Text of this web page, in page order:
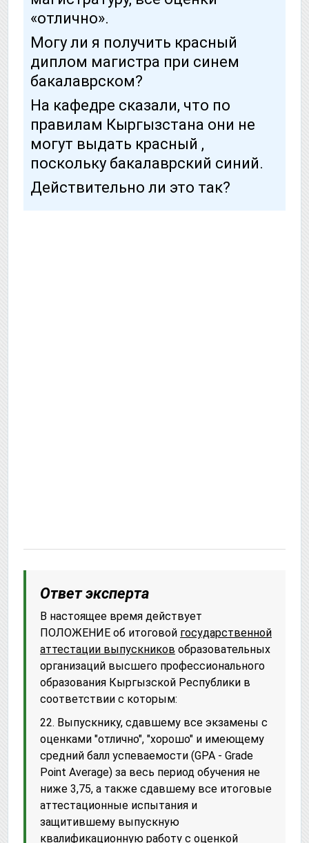
«отлично».
Могу ли я получить красный
диплом магистра при синем
бакалаврском?
На кафедре сказали, что по
правилам Кыргызстана они не
могут выдать красный ,
поскольку бакалаврский синий.
Действительно ли это так?
Ответ эксперта
В настоящее время действует
ПОЛОЖЕНИЕ об итоговой государственной
аттестации выпускников образовательных
организаций высшего профессионального
образования Кыргызской Республики в
соответствии с которым:
22. Выпускнику, сдавшему все экзамены с
оценками "отлично", "хорошо" и имеющему
средний балл успеваемости (GPA - Grade
Point Average) за весь период обучения не
ниже 3,75, а также сдавшему все итоговые
аттестационные испытания и
защитившему выпускную
квалификационную работу с оценкой